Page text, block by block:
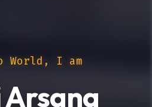
World, I am
Arsana